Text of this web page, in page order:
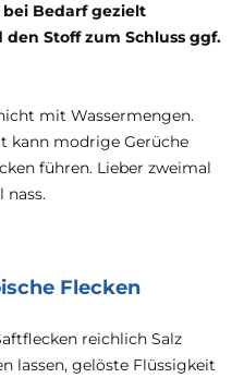
Bedarf gezielt
Stoff zum Schluss ggf.
mit Wassermengen.
kann modrige Gerüche
führen. Lieber zweimal
nass.
Flecken
reichlich Salz
lassen, gelöste Flüssigkeit